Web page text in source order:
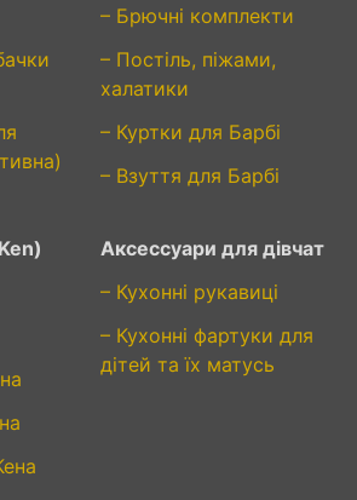
– Брючні комплекти
– Постіль, піжами,
халатики
– Куртки для Барбі
– Взуття для Барбі
Аксессуари для дівчат
– Кухонні рукавиці
– Кухонні фартуки для
дітей та їх матусь